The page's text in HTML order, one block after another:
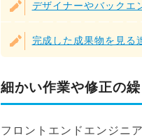
デザイナーやバックエ
完成した成果物を見る
細かい作業や修正の
フロントエンドエンジニ